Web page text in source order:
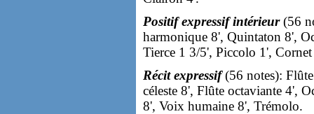
Positif expressif intérieur(56
harmonique 8', Quintaton 8',
Tierce 1 3/5', Piccolo 1',
Récit expressif(56 notes):
céleste 8', Flûte octaviante 4',
8', Voix humaine 8', Trémolo.